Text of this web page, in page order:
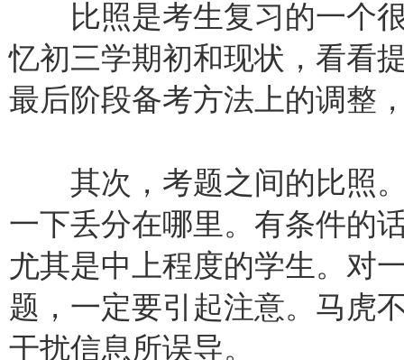
比照是考生复习的一个很
忆初三学期初和现状，看看
最后阶段备考方法上的调整
其次，考题之间的比照。
一下丢分在哪里。有条件的
尤其是中上程度的学生。对
题，一定要引起注意。马虎
干扰信息所误导。